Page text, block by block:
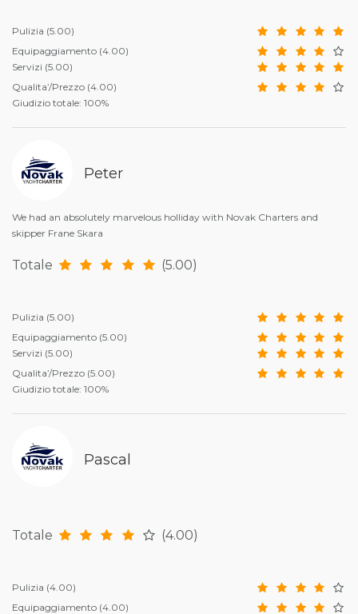
Pulizia (5.00)
Equipaggiamento (4.00)
Servizi (5.00)
Qualita’/Prezzo (4.00)
Giudizio totale: 100%
Peter
We had an absolutely marvelous holliday with Novak Charters and
skipper Frane Skara
Totale (5.00)
Pulizia (5.00)
Equipaggiamento (5.00)
Servizi (5.00)
Qualita’/Prezzo (5.00)
Giudizio totale: 100%
Pascal
Totale (4.00)
Pulizia (4.00)
Equipaggiamento (4.00)